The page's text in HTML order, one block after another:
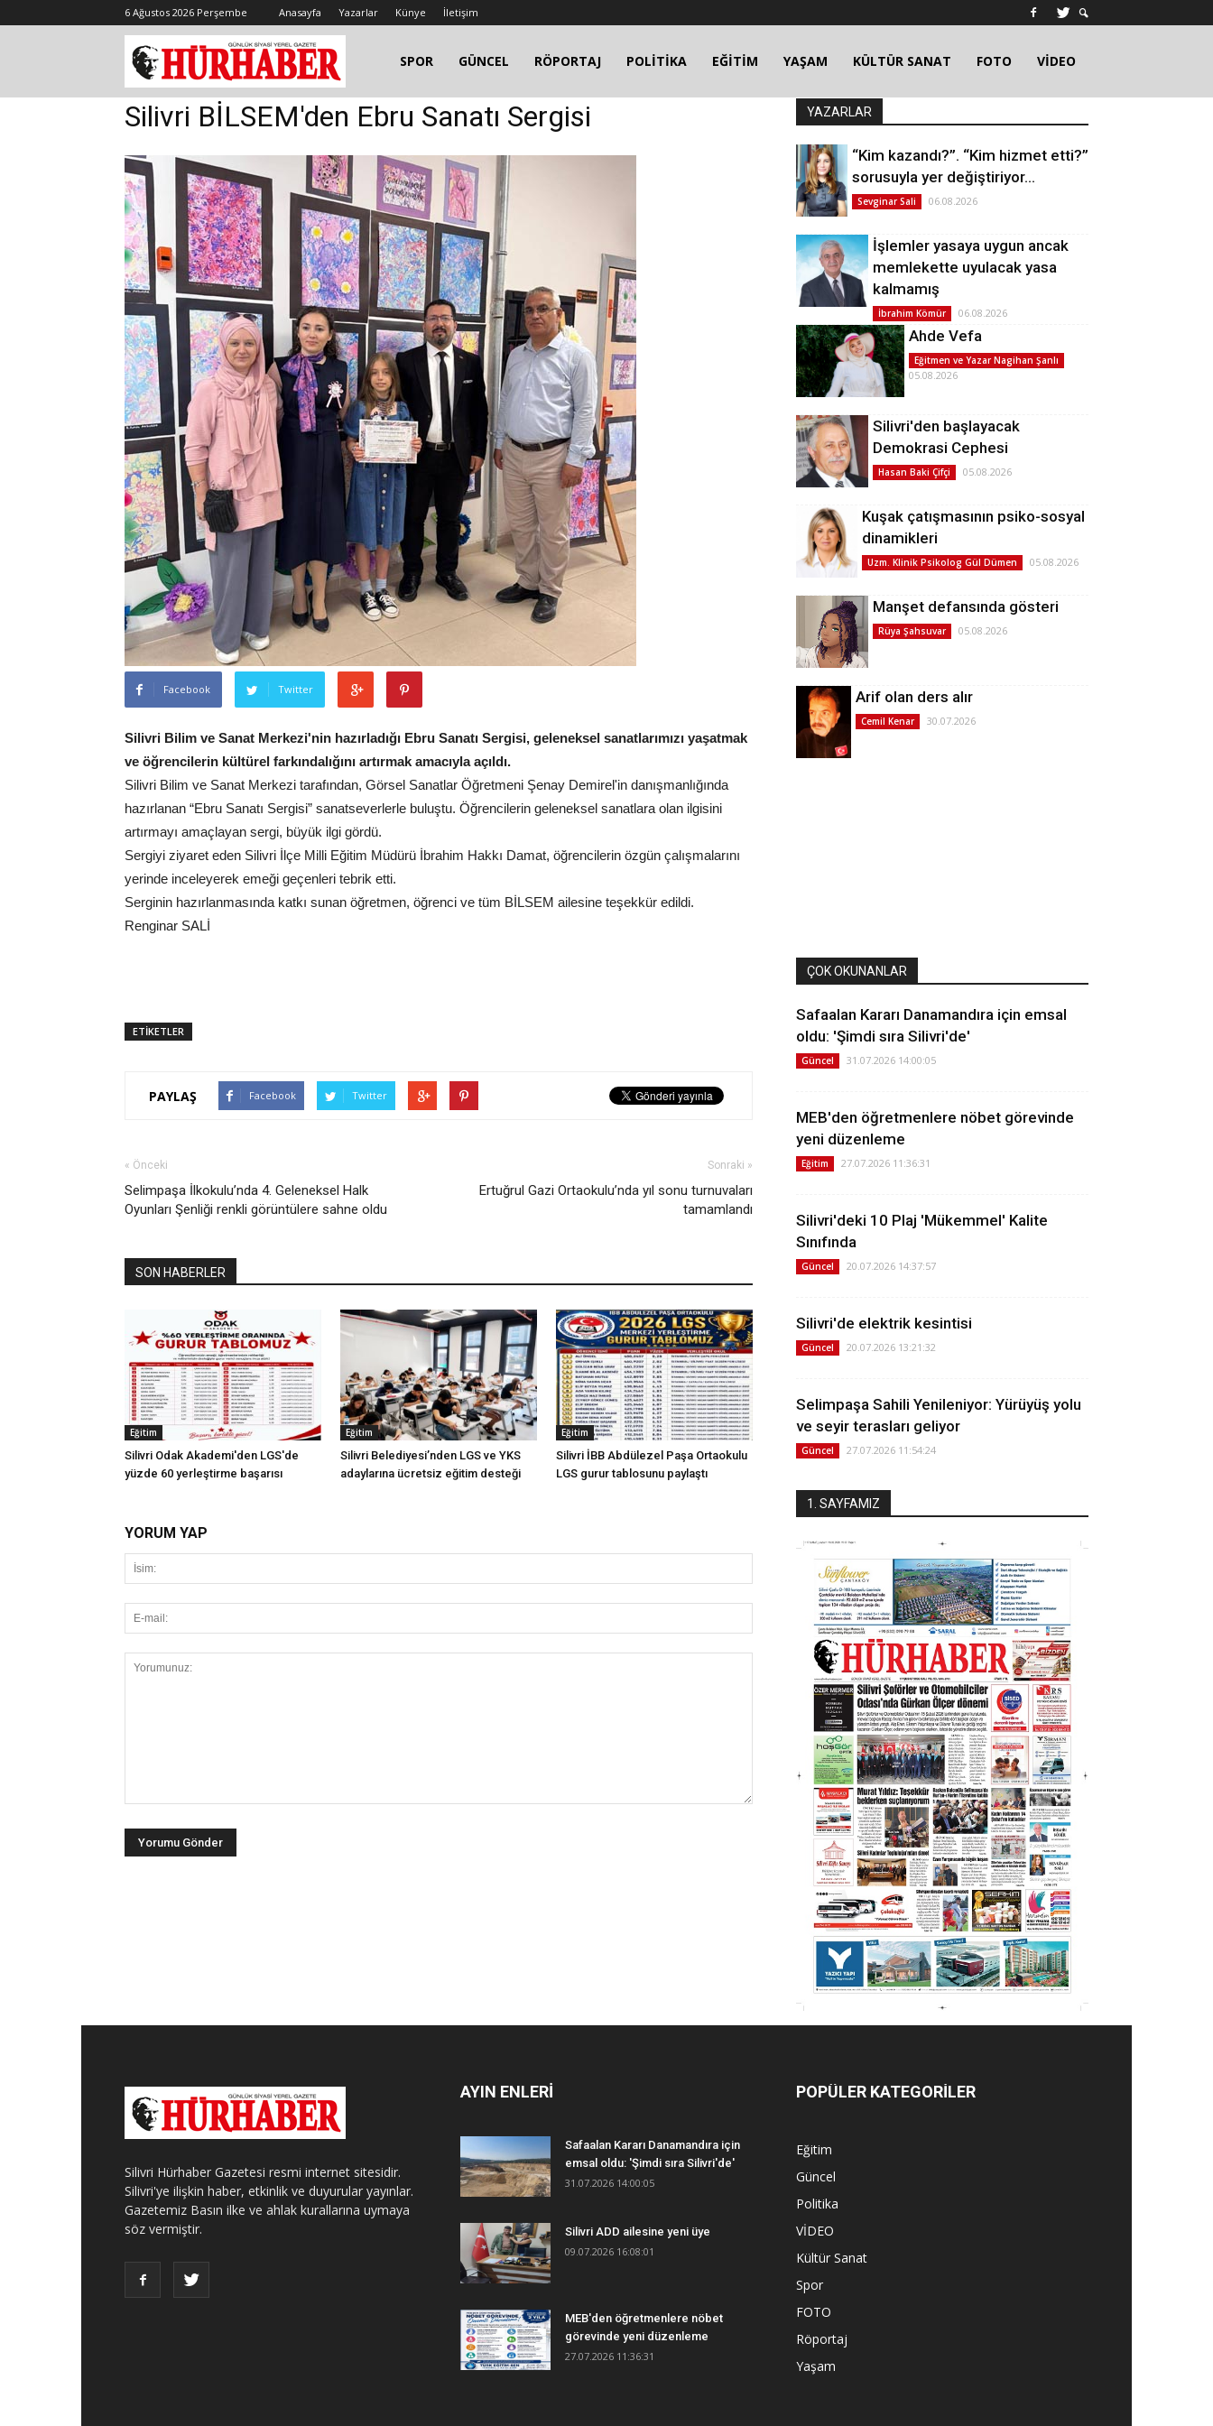
6 Ağustos 2026 Perşembe Anasayfa Yazarlar Künye İletişim
SPOR GÜNCEL RÖPORTAJ POLİTİKA EĞİTİM YAŞAM KÜLTÜR SANAT FOTO VİDEO
Silivri BİLSEM'den Ebru Sanatı Sergisi
Facebook Twitter
Silivri Bilim ve Sanat Merkezi'nin hazırladığı Ebru Sanatı Sergisi, geleneksel sanatlarımızı yaşatmak
ve öğrencilerin kültürel farkındalığını artırmak amacıyla açıldı.
Silivri Bilim ve Sanat Merkezi tarafından, Görsel Sanatlar Öğretmeni Şenay Demirel'in danışmanlığında
hazırlanan “Ebru Sanatı Sergisi” sanatseverlerle buluştu. Öğrencilerin geleneksel sanatlara olan ilgisini
artırmayı amaçlayan sergi, büyük ilgi gördü.
Sergiyi ziyaret eden Silivri İlçe Milli Eğitim Müdürü İbrahim Hakkı Damat, öğrencilerin özgün çalışmalarını
yerinde inceleyerek emeği geçenleri tebrik etti.
Serginin hazırlanmasında katkı sunan öğretmen, öğrenci ve tüm BİLSEM ailesine teşekkür edildi.
Renginar SALİ
ETİKETLER
PAYLAŞ Facebook Twitter
« Önceki
Selimpaşa İlkokulu’nda 4. Geleneksel Halk
Oyunları Şenliği renkli görüntülere sahne oldu
Sonraki »
Ertuğrul Gazi Ortaokulu’nda yıl sonu turnuvaları
tamamlandı
SON HABERLER
Eğitim
Silivri Odak Akademi'den LGS'de
yüzde 60 yerleştirme başarısı
Eğitim
Silivri Belediyesi’nden LGS ve YKS
adaylarına ücretsiz eğitim desteği
Eğitim
Silivri İBB Abdülezel Paşa Ortaokulu
LGS gurur tablosunu paylaştı
YORUM YAP
YAZARLAR
“Kim kazandı?”. “Kim hizmet etti?”
sorusuyla yer değiştiriyor…
Sevginar Sali 06.08.2026
İşlemler yasaya uygun ancak
memlekette uyulacak yasa
kalmamış
İbrahim Kömür 06.08.2026
Ahde Vefa
Eğitmen ve Yazar Nagihan Şanlı
05.08.2026
Silivri'den başlayacak
Demokrasi Cephesi
Hasan Baki Çifçi 05.08.2026
Kuşak çatışmasının psiko-sosyal
dinamikleri
Uzm. Klinik Psikolog Gül Dümen 05.08.2026
Manşet defansında gösteri
Rüya Şahsuvar 05.08.2026
Arif olan ders alır
Cemil Kenar 30.07.2026
ÇOK OKUNANLAR
Safaalan Kararı Danamandıra için emsal
oldu: 'Şimdi sıra Silivri'de'
Güncel 31.07.2026 14:00:05
MEB'den öğretmenlere nöbet görevinde
yeni düzenleme
Eğitim 27.07.2026 11:36:31
Silivri'deki 10 Plaj 'Mükemmel' Kalite
Sınıfında
Güncel 20.07.2026 14:37:57
Silivri'de elektrik kesintisi
Güncel 20.07.2026 13:21:32
Selimpaşa Sahili Yenileniyor: Yürüyüş yolu
ve seyir terasları geliyor
Güncel 27.07.2026 11:54:24
1. SAYFAMIZ
Silivri Hürhaber Gazetesi resmi internet sitesidir.
Silivri'ye ilişkin haber, etkinlik ve duyurular yayınlar.
Gazetemiz Basın ilke ve ahlak kurallarına uymaya
söz vermiştir.
AYIN ENLERİ
Safaalan Kararı Danamandıra için
emsal oldu: 'Şimdi sıra Silivri'de'
31.07.2026 14:00:05
Silivri ADD ailesine yeni üye
09.07.2026 16:08:01
MEB'den öğretmenlere nöbet
görevinde yeni düzenleme
27.07.2026 11:36:31
POPÜLER KATEGORİLER
Eğitim
Güncel
Politika
VİDEO
Kültür Sanat
Spor
FOTO
Röportaj
Yaşam